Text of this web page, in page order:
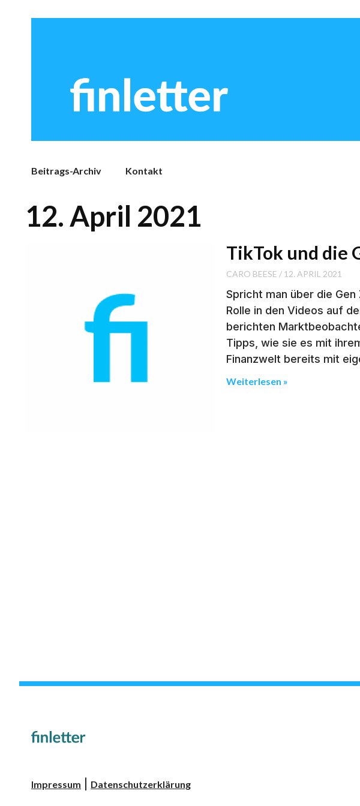
Beitrags-Archiv Kontakt
12. April 2021
TikTok und die
CARO BEESE 12. APRIL 2021
Spricht man über die
Rolle in den Videos auf
berichten
Tipps, wie sie es mit
Finanzwelt bereits mit
Weiterlesen »
Impressum Datenschutzerklärung